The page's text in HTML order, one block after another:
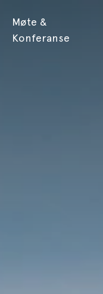
Møte &
Konferanse